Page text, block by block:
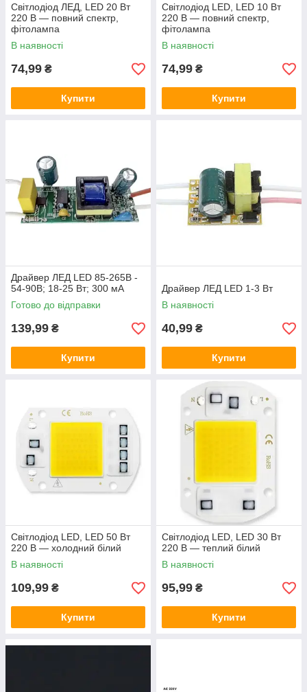
Світлодіод ЛЕД, LED 20 Вт
220 В — повний спектр,
фітолампа
В наявності
74,99 ₴
Купити
Світлодіод LED, LED 10 Вт
220 В — повний спектр,
фітолампа
В наявності
74,99 ₴
Купити
Драйвер ЛЕД LED 85-265В -
54-90В; 18-25 Вт; 300 мА
Готово до відправки
139,99 ₴
Купити
Драйвер ЛЕД LED 1-3 Вт
В наявності
40,99 ₴
Купити
Світлодіод LED, LED 50 Вт
220 В — холодний білий
В наявності
109,99 ₴
Купити
Світлодіод LED, LED 30 Вт
220 В — теплий білий
В наявності
95,99 ₴
Купити